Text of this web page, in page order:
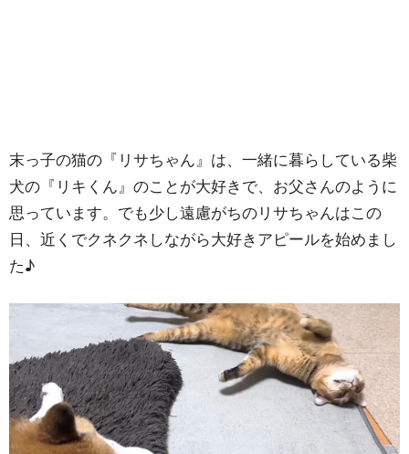
末っ子の猫の『リサちゃん』は、一緒に暮らしている柴
犬の『リキくん』のことが大好きで、お父さんのように
思っています。でも少し遠慮がちのリサちゃんはこの
日、近くでクネクネしながら大好きアピールを始めまし
た♪